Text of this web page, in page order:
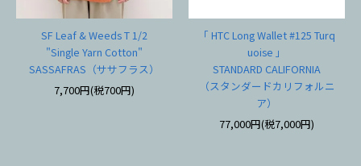
SF Leaf & Weeds T 1/2
"Single Yarn Cotton"
SASSAFRAS（ササフラス）
7,700円(税700円)
「 HTC Long Wallet #125 Turq
uoise 」
STANDARD CALIFORNIA
（スタンダードカリフォルニ
ア）
77,000円(税7,000円)